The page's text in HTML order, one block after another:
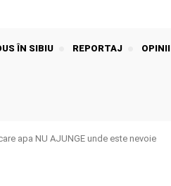
ÎN SIBIU REPORTAJ OPINII
apa NU AJUNGE unde este nevoie